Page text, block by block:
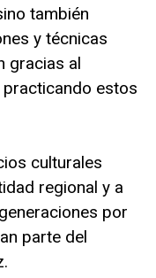
también
y técnicas
gracias al
estos
culturales
regional y a
por
parte del